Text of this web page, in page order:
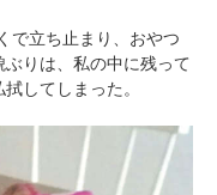
で立ち止まり、おやつ
りは、私の中に残って
してしまった。